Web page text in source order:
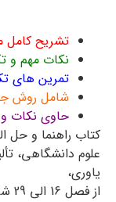
تشریح کامل
نکات مهم و
تمرین های
شامل روش
حاوی نکات و
کتاب راهنما و حل
علوم دانشگاهی،
یاوری،
از فصل 16 الی 29 شامل عناوین زیر می باشد: